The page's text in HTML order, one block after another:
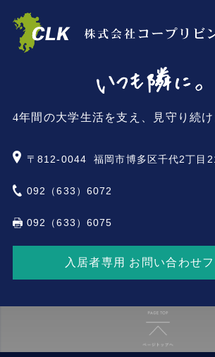
4年間の大学生活を支え、見守り続け
〒812-0044 福岡市博多区千代2丁
092（633）6072
092（633）6075
入居者専用 お問い合わせ